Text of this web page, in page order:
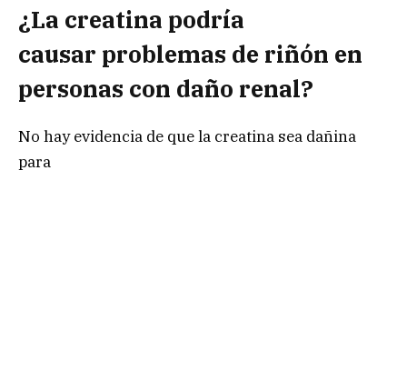
¿La creatina podría
causar problemas de riñón en
personas con daño renal?
No hay evidencia de que la creatina sea dañina
para